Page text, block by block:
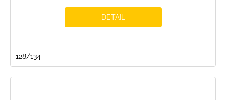
DETAIL
128/134